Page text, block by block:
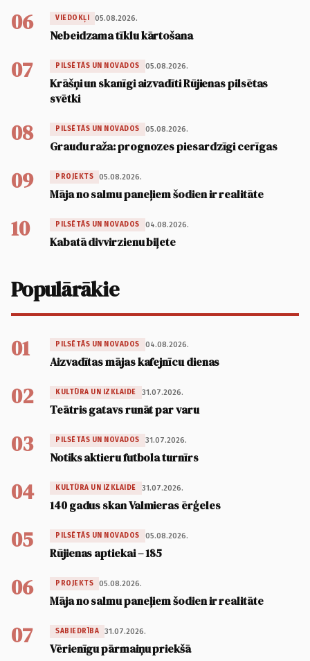
06 VIEDOKĻI 05.08.2026.
Nebeidzama tīklu kārtošana
07 PILSĒTĀS UN NOVADOS 05.08.2026.
Krāšņi un skanīgi aizvadīti Rūjienas pilsētas
svētki
08 PILSĒTĀS UN NOVADOS 05.08.2026.
Graudu raža: prognozes piesardzīgi cerīgas
09 PROJEKTS 05.08.2026.
Māja no salmu paneļiem šodien ir realitāte
10 PILSĒTĀS UN NOVADOS 04.08.2026.
Kabatā divvirzienu biļete
Populārākie
01 PILSĒTĀS UN NOVADOS 04.08.2026.
Aizvadītas mājas kafejnīcu dienas
02 KULTŪRA UN IZKLAIDE 31.07.2026.
Teātris gatavs runāt par varu
03 PILSĒTĀS UN NOVADOS 31.07.2026.
Notiks aktieru futbola turnīrs
04 KULTŪRA UN IZKLAIDE 31.07.2026.
140 gadus skan Valmieras ērģeles
05 PILSĒTĀS UN NOVADOS 05.08.2026.
Rūjienas aptiekai – 185
06 PROJEKTS 05.08.2026.
Māja no salmu paneļiem šodien ir realitāte
07 SABIEDRĪBA 31.07.2026.
Vērienīgu pārmaiņu priekšā